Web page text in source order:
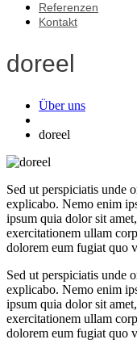
Referenzen
Kontakt
doreel
Über uns
doreel
Sed ut perspiciatis unde
explicabo. Nemo enim
ipsum quia dolor sit
exercitationem ullam
dolorem eum fugiat quo
Sed ut perspiciatis unde
explicabo. Nemo enim
ipsum quia dolor sit
exercitationem ullam
dolorem eum fugiat quo